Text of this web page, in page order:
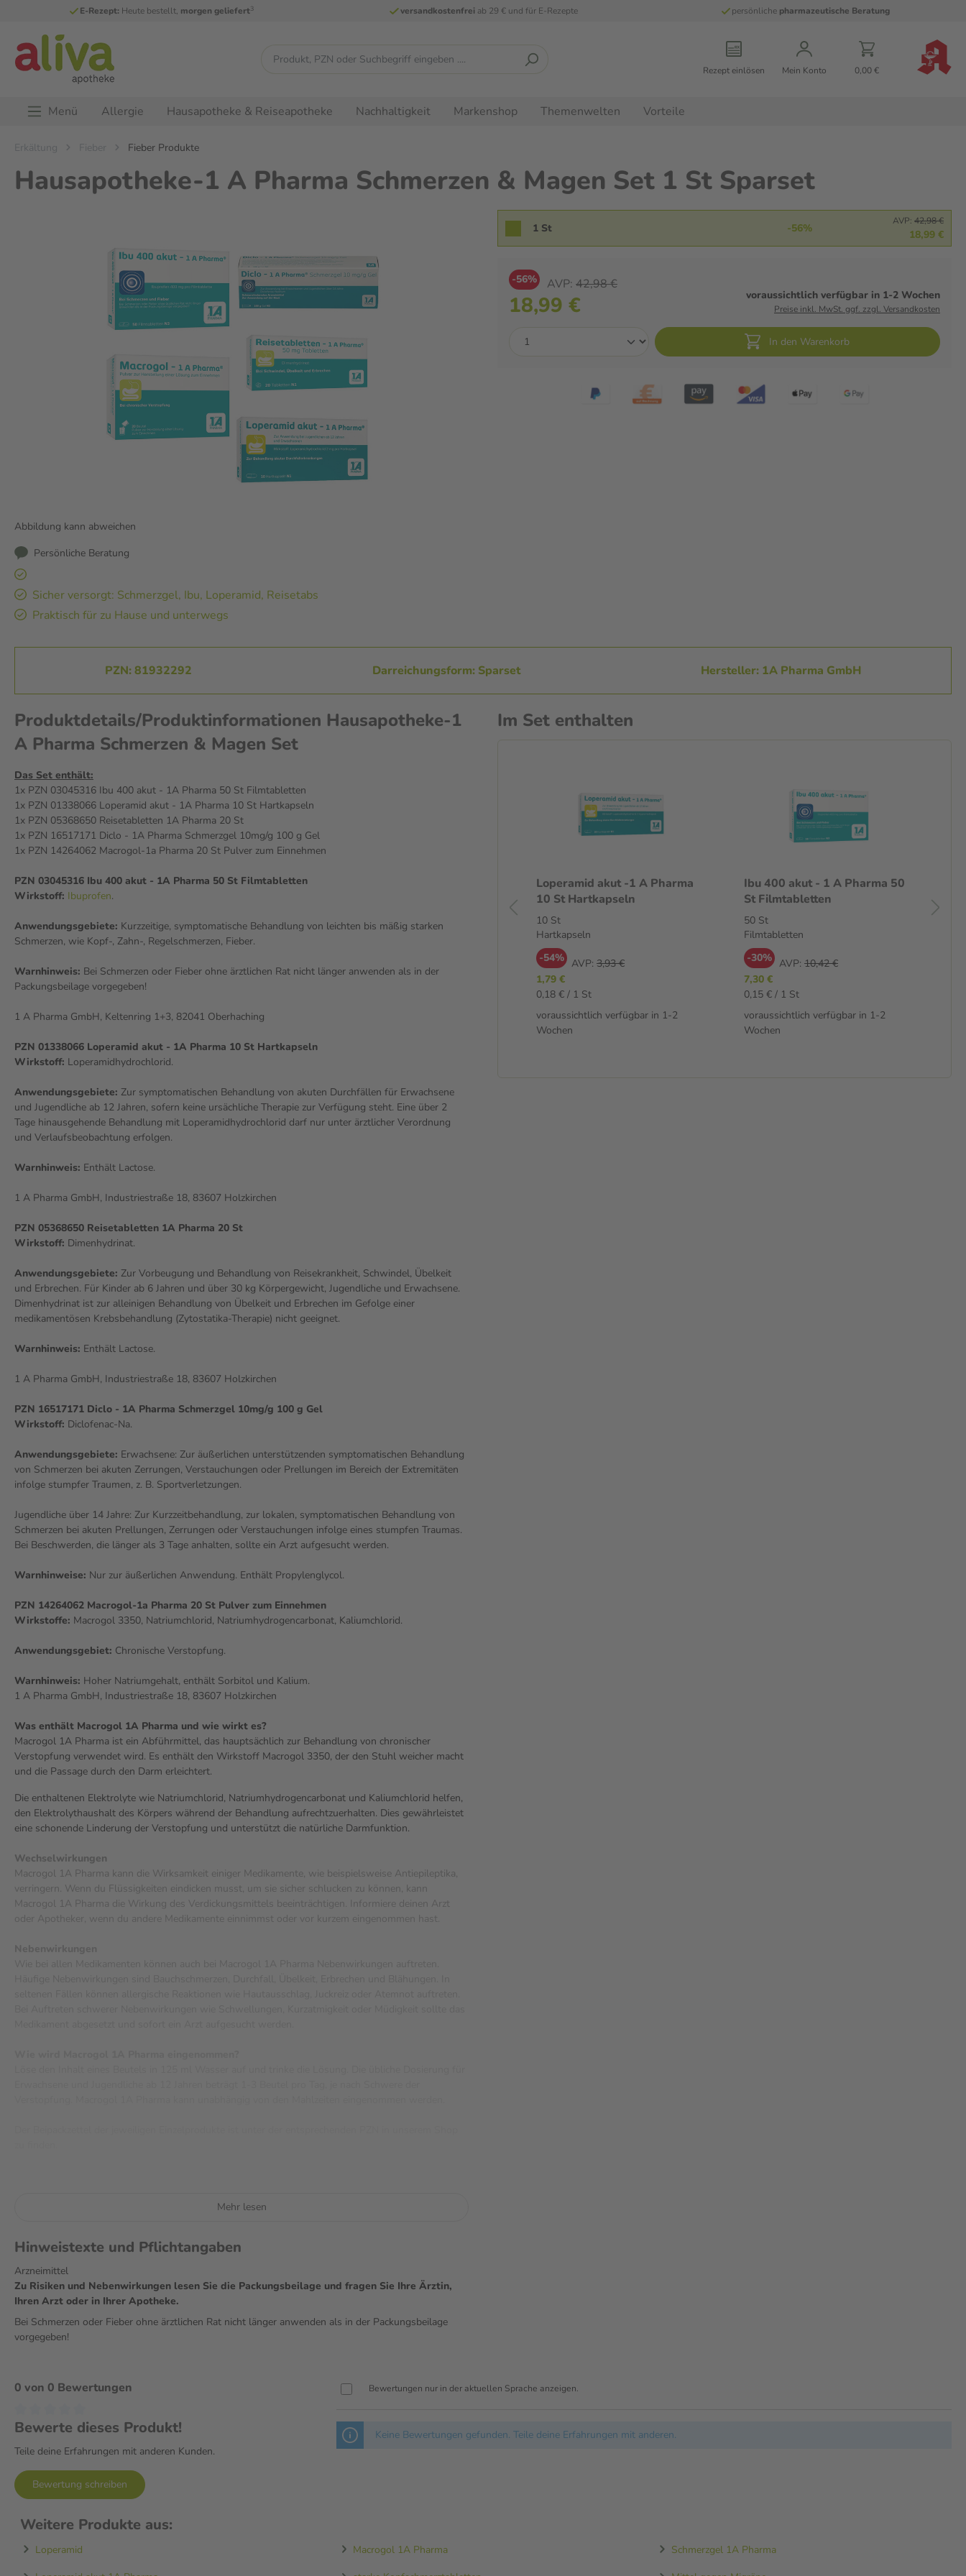
E-Rezept: Heute bestellt, morgen geliefert3 versandkostenfreiab 29 € und für E-Rezepte persönliche pharmazeutische Beratung
Rezept einlösen Mein Konto 0,00 €
Menü Allergie Hausapotheke & Reiseapotheke Nachhaltigkeit Markenshop Themenwelten Vorteile
Erkältung Fieber Fieber Produkte
Hausapotheke-1 A Pharma Schmerzen & Magen Set 1 St Sparset
Abbildung kann abweichen
Persönliche Beratung
Sicher versorgt: Schmerzgel, Ibu, Loperamid, Reisetabs
Praktisch für zu Hause und unterwegs
1 St -56%
AVP: 42,98 €
18,99 €
-56% AVP: 42,98 €
18,99 € voraussichtlich verfügbar in 1-2 Wochen
Preise inkl. MwSt. ggf. zzgl. Versandkosten
In den Warenkorb
PZN: 81932292 Darreichungsform: Sparset Hersteller: 1A Pharma GmbH
Produktdetails/Produktinformationen Hausapotheke-1
A Pharma Schmerzen & Magen Set
Das Set enthält:
1x PZN 03045316 Ibu 400 akut - 1A Pharma 50 St Filmtabletten
1x PZN 01338066 Loperamid akut - 1A Pharma 10 St Hartkapseln
1x PZN 05368650 Reisetabletten 1A Pharma 20 St
1x PZN 16517171 Diclo - 1A Pharma Schmerzgel 10mg/g 100 g Gel
1x PZN 14264062 Macrogol-1a Pharma 20 St Pulver zum Einnehmen
PZN 03045316 Ibu 400 akut - 1A Pharma 50 St Filmtabletten
Wirkstoff: Ibuprofen.
Anwendungsgebiete: Kurzzeitige, symptomatische Behandlung von leichten bis mäßig starken
Schmerzen, wie Kopf-, Zahn-, Regelschmerzen, Fieber.
Warnhinweis: Bei Schmerzen oder Fieber ohne ärztlichen Rat nicht länger anwenden als in der
Packungsbeilage vorgegeben!
1 A Pharma GmbH, Keltenring 1+3, 82041 Oberhaching
PZN 01338066 Loperamid akut - 1A Pharma 10 St Hartkapseln
Wirkstoff: Loperamidhydrochlorid.
Anwendungsgebiete: Zur symptomatischen Behandlung von akuten Durchfällen für Erwachsene
und Jugendliche ab 12 Jahren, sofern keine ursächliche Therapie zur Verfügung steht. Eine über 2
Tage hinausgehende Behandlung mit Loperamidhydrochlorid darf nur unter ärztlicher Verordnung
und Verlaufsbeobachtung erfolgen.
Warnhinweis: Enthält Lactose.
1 A Pharma GmbH, Industriestraße 18, 83607 Holzkirchen
PZN 05368650 Reisetabletten 1A Pharma 20 St
Wirkstoff: Dimenhydrinat.
Anwendungsgebiete: Zur Vorbeugung und Behandlung von Reisekrankheit, Schwindel, Übelkeit
und Erbrechen. Für Kinder ab 6 Jahren und über 30 kg Körpergewicht, Jugendliche und Erwachsene.
Dimenhydrinat ist zur alleinigen Behandlung von Übelkeit und Erbrechen im Gefolge einer
medikamentösen Krebsbehandlung (Zytostatika-Therapie) nicht geeignet.
Warnhinweis: Enthält Lactose.
1 A Pharma GmbH, Industriestraße 18, 83607 Holzkirchen
PZN 16517171 Diclo - 1A Pharma Schmerzgel 10mg/g 100 g Gel
Wirkstoff: Diclofenac-Na.
Anwendungsgebiete: Erwachsene: Zur äußerlichen unterstützenden symptomatischen Behandlung
von Schmerzen bei akuten Zerrungen, Verstauchungen oder Prellungen im Bereich der Extremitäten
infolge stumpfer Traumen, z. B. Sportverletzungen.
Jugendliche über 14 Jahre: Zur Kurzzeitbehandlung, zur lokalen, symptomatischen Behandlung von
Schmerzen bei akuten Prellungen, Zerrungen oder Verstauchungen infolge eines stumpfen Traumas.
Bei Beschwerden, die länger als 3 Tage anhalten, sollte ein Arzt aufgesucht werden.
Warnhinweise: Nur zur äußerlichen Anwendung. Enthält Propylenglycol.
PZN 14264062 Macrogol-1a Pharma 20 St Pulver zum Einnehmen
Wirkstoffe: Macrogol 3350, Natriumchlorid, Natriumhydrogencarbonat, Kaliumchlorid.
Anwendungsgebiet: Chronische Verstopfung.
Warnhinweis: Hoher Natriumgehalt, enthält Sorbitol und Kalium.
1 A Pharma GmbH, Industriestraße 18, 83607 Holzkirchen
Was enthält Macrogol 1A Pharma und wie wirkt es?
Macrogol 1A Pharma ist ein Abführmittel, das hauptsächlich zur Behandlung von chronischer
Verstopfung verwendet wird. Es enthält den Wirkstoff Macrogol 3350, der den Stuhl weicher macht
und die Passage durch den Darm erleichtert.
Die enthaltenen Elektrolyte wie Natriumchlorid, Natriumhydrogencarbonat und Kaliumchlorid helfen,
den Elektrolythaushalt des Körpers während der Behandlung aufrechtzuerhalten. Dies gewährleistet
eine schonende Linderung der Verstopfung und unterstützt die natürliche Darmfunktion.
Wechselwirkungen
Macrogol 1A Pharma kann die Wirksamkeit einiger Medikamente, wie beispielsweise Antiepileptika,
verringern. Wenn du Flüssigkeiten eindicken musst, um sie sicher schlucken zu können, kann
Macrogol 1A Pharma die Wirkung des Verdickungsmittels beeinträchtigen. Informiere deinen Arzt
oder Apotheker, wenn du andere Medikamente einnimmst oder vor kurzem eingenommen hast.
Mehr lesen
Hinweistexte und Pflichtangaben
Arzneimittel
Zu Risiken und Nebenwirkungen lesen Sie die Packungsbeilage und fragen Sie Ihre Ärztin,
Ihren Arzt oder in Ihrer Apotheke.
Bei Schmerzen oder Fieber ohne ärztlichen Rat nicht länger anwenden als in der Packungsbeilage
vorgegeben!
Im Set enthalten
A Pharma 20
in 1-2
Macrogol -1 A Pharma Pulver
zur Herstellung einer Lösung
zum Einnehmen
20 St
Pulver zur Herstellung einer Lösung
zum Einnehmen
-52% AVP: 14,49 €
6,99 €
Wochen
100 g
3,99 €
Loperamid akut -1 A Pharma
10 St Hartkapseln
10 St
Hartkapseln
-54% AVP: 3,93 €
1,79 €
0,18 € / 1 St
voraussichtlich verfügbar in 1-2
Wochen
Ibu 400 akut - 1 A Pharma 50
St Filmtabletten
50 St
Filmtabletten
-30% AVP: 10,42 €
7,30 €
0,15 € / 1 St
voraussichtlich verfügbar in 1-2
Wochen
0 von 0 Bewertungen
Bewerte dieses Produkt!
Teile deine Erfahrungen mit anderen Kunden.
Bewertung schreiben
Bewertungen nur in der aktuellen Sprache anzeigen.
Keine Bewertungen gefunden. Teile deine Erfahrungen mit anderen.
Weitere Produkte aus:
Loperamid Macrogol 1A Pharma Schmerzgel 1A Pharma